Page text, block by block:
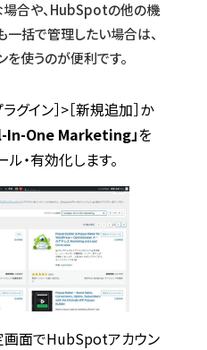
合や、HubSpotの他の機
一括で管理したい場合は、
使うのが便利です。
グイン］>［新規追加］か
In-One Marketing」を
ル・有効化します。
画面でHubSpotアカウン